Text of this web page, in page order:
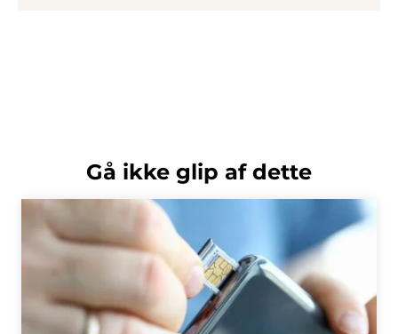
Gå ikke glip af dette